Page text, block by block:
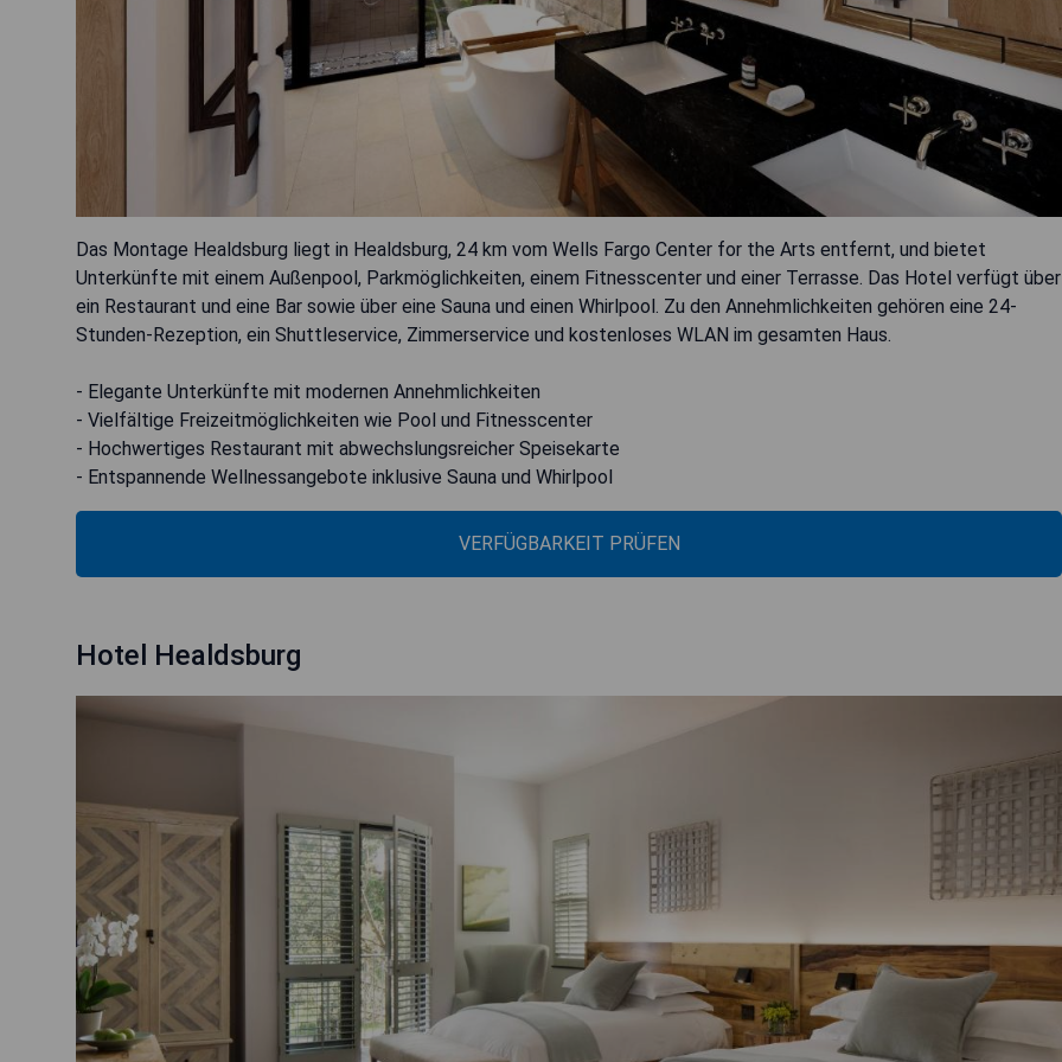
Das Montage Healdsburg liegt in Healdsburg, 24 km vom Wells Fargo Center for the Arts entfernt, und bietet
Unterkünfte mit einem Außenpool, Parkmöglichkeiten, einem Fitnesscenter und einer Terrasse. Das Hotel verfügt über
ein Restaurant und eine Bar sowie über eine Sauna und einen Whirlpool. Zu den Annehmlichkeiten gehören eine 24-
Stunden-Rezeption, ein Shuttleservice, Zimmerservice und kostenloses WLAN im gesamten Haus.
- Elegante Unterkünfte mit modernen Annehmlichkeiten
- Vielfältige Freizeitmöglichkeiten wie Pool und Fitnesscenter
- Hochwertiges Restaurant mit abwechslungsreicher Speisekarte
- Entspannende Wellnessangebote inklusive Sauna und Whirlpool
VERFÜGBARKEIT PRÜFEN
Hotel Healdsburg